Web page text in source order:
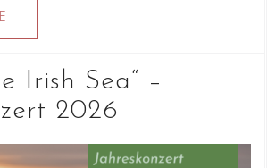
Irish Sea“ –
2026